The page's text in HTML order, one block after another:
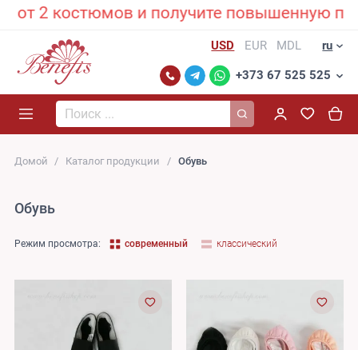
костюмов и получите повышенную
USD EUR MDL ru
+373 67 525 525
Поиск...
Домой Каталог продукции Обувь
Обувь
Режим просмотра: современный классический